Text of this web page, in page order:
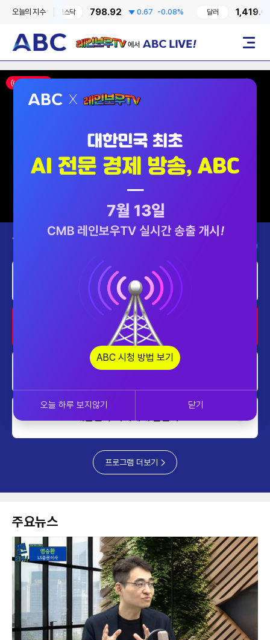
오늘의 지수
0.41% 코스닥 798.92 0.67 -0.08% 1,419.00
레인보우TV에서 ABC LIVE! 메뉴
ON AIR
Today’s Program 2026-08-06 (목)
프라임 5 (Prime 5)
대한민국 리더에게 묻는다
투데이 업&다운
프로그램 더보기
주요뉴스
ABC 시청 방법 보기
오늘 하루 보지않기 닫기